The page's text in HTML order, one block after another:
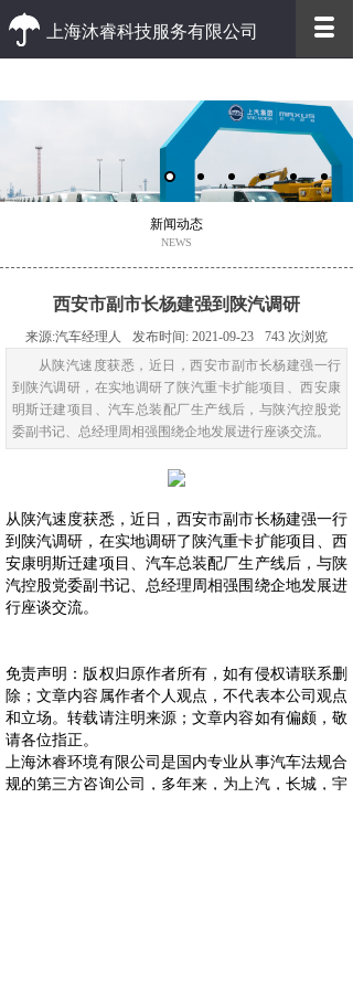
上海沐睿科技服务有限公司
优质的客户服务 高效的办事效率
新闻动态
NEWS
西安市副市长杨建强到陕汽调研
来源:汽车经理人 发布时间: 2021-09-23 743 次浏览
从陕汽速度获悉，近日，西安市副市长杨建强一行
到陕汽调研，在实地调研了陕汽重卡扩能项目、西安康
明斯迁建项目、汽车总装配厂生产线后，与陕汽控股党
委副书记、总经理周相强围绕企地发展进行座谈交流。
从陕汽速度获悉，近日，西安市副市长杨建强一行
到陕汽调研，在实地调研了陕汽重卡扩能项目、西
安康明斯迁建项目、汽车总装配厂生产线后，与陕
汽控股党委副书记、总经理周相强围绕企地发展进
行座谈交流。
免责声明：版权归原作者所有，如有侵权请联系删
除；文章内容属作者个人观点，不代表本公司观点
和立场。转载请注明来源；文章内容如有偏颇，敬
请各位指正。
上海沐睿环境有限公司是国内专业从事汽车法规合
规的第三方咨询公司，多年来，为上汽，长城，宇